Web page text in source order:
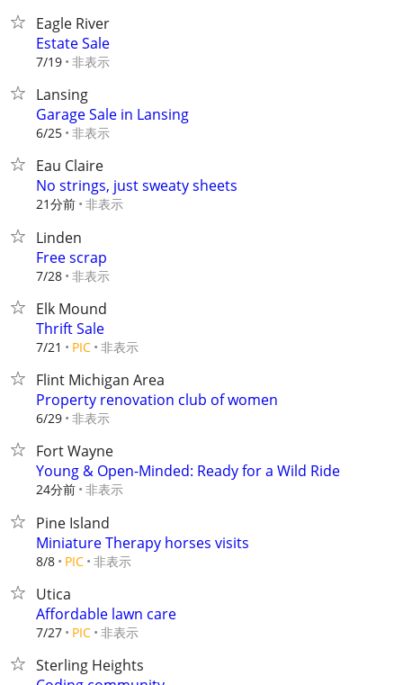
Eagle River
Estate Sale
7/19 非表示
Lansing
Garage Sale in Lansing
6/25 非表示
Eau Claire
No strings, just sweaty sheets
21分前 非表示
Linden
Free scrap
7/28 非表示
Elk Mound
Thrift Sale
7/21 PIC 非表示
Flint Michigan Area
Property renovation club of women
6/29 非表示
Fort Wayne
Young & Open-Minded: Ready for a Wild Ride
24分前 非表示
Pine Island
Miniature Therapy horses visits
8/8 PIC 非表示
Utica
Affordable lawn care
7/27 PIC 非表示
Sterling Heights